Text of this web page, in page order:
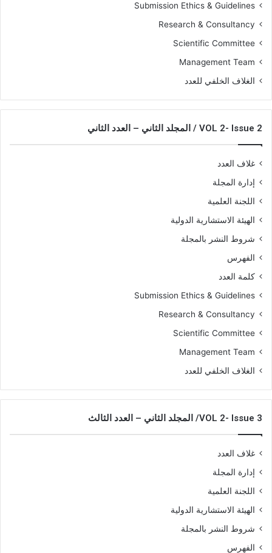
Submission Ethics & Guidelines
Research & Consultancy
Scientific Committee
Management Team
الغلاف الخلفي للعدد
VOL 2- Issue 2 / المجلد الثاني – العدد الثاني
غلاف العدد
إدارة المجلة
اللجنة العلمية
الهيئة الاستشارية الدولية
شروط النشر بالمجلة
الفهرس
كلمة العدد
Submission Ethics & Guidelines
Research & Consultancy
Scientific Committee
Management Team
الغلاف الخلفي للعدد
VOL 2- Issue 3/ المجلد الثاني – العدد الثالث
غلاف العدد
إدارة المجلة
اللجنة العلمية
الهيئة الاستشارية الدولية
شروط النشر بالمجلة
الفهرس